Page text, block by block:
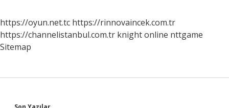
https://oyun.net.tc https://rinnovaincek.com.tr
https://channelistanbul.com.tr knight online nttgame
Sitemap